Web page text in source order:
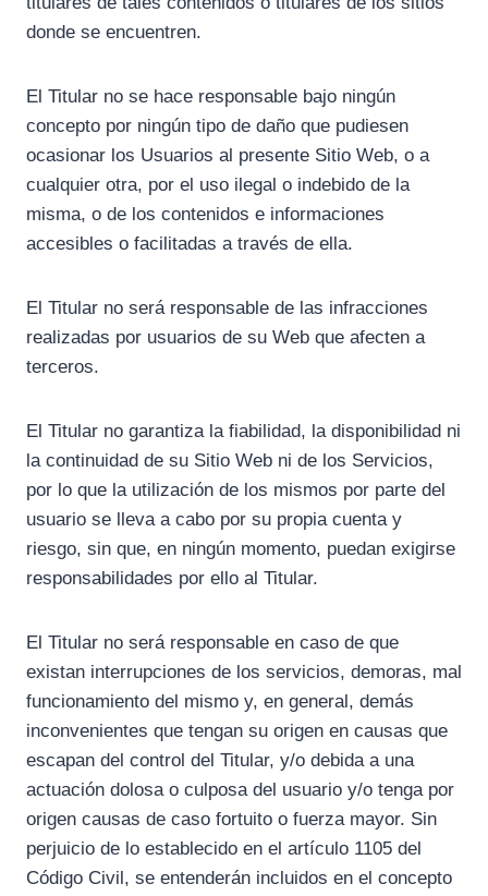
donde se encuentren.
El Titular no se hace responsable bajo ningún
concepto por ningún tipo de daño que pudiesen
ocasionar los Usuarios al presente Sitio Web, o a
cualquier otra, por el uso ilegal o indebido de la
misma, o de los contenidos e informaciones
accesibles o facilitadas a través de ella.
El Titular no será responsable de las infracciones
realizadas por usuarios de su Web que afecten a
terceros.
El Titular no garantiza la fiabilidad, la disponibilidad ni
la continuidad de su Sitio Web ni de los Servicios,
por lo que la utilización de los mismos por parte del
usuario se lleva a cabo por su propia cuenta y
riesgo, sin que, en ningún momento, puedan exigirse
responsabilidades por ello al Titular.
El Titular no será responsable en caso de que
existan interrupciones de los servicios, demoras, mal
funcionamiento del mismo y, en general, demás
inconvenientes que tengan su origen en causas que
escapan del control del Titular, y/o debida a una
actuación dolosa o culposa del usuario y/o tenga por
origen causas de caso fortuito o fuerza mayor. Sin
perjuicio de lo establecido en el artículo 1105 del
Código Civil, se entenderán incluidos en el concepto